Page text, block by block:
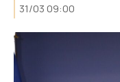
31/03 09:00